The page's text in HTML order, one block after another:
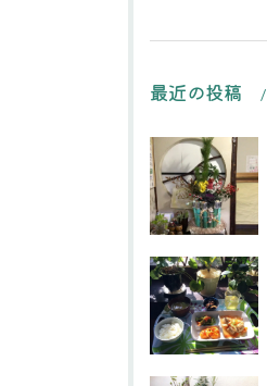
最近の投稿